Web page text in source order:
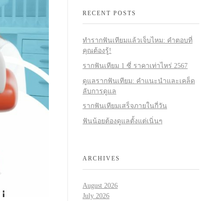
RECENT POSTS
ทำรากฟันเทียมแล้วเจ็บไหม: คำตอบที่
คุณต้องรู้!
รากฟันเทียม 1 ซี่ ราคาเท่าไหร่ 2567
ดูแลรากฟันเทียม: คำแนะนำและเคล็ด
ลับการดูแล
รากฟันเทียมเสร็จภายในกี่วัน
ฟันน้อยต้องดูแลตั้งแต่เนิ่นๆ
ARCHIVES
August 2026
July 2026